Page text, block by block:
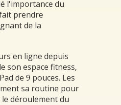
l'importance du
prendre
de la
en ligne depuis
son espace fitness,
de 9 pouces. Les
sa routine pour
déroulement du